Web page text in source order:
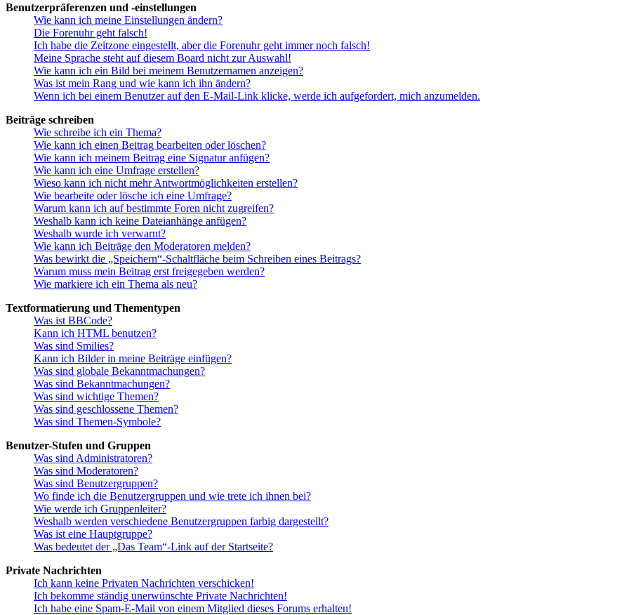
Benutzerpräferenzen und -einstellungen
Wie kann ich meine Einstellungen ändern?
Die Forenuhr geht falsch!
Ich habe die Zeitzone eingestellt, aber die Forenuhr geht immer noch falsch!
Meine Sprache steht auf diesem Board nicht zur Auswahl!
Wie kann ich ein Bild bei meinem Benutzernamen anzeigen?
Was ist mein Rang und wie kann ich ihn ändern?
Wenn ich bei einem Benutzer auf den E-Mail-Link klicke, werde ich aufgefordert, mich anzumelden.
Beiträge schreiben
Wie schreibe ich ein Thema?
Wie kann ich einen Beitrag bearbeiten oder löschen?
Wie kann ich meinem Beitrag eine Signatur anfügen?
Wie kann ich eine Umfrage erstellen?
Wieso kann ich nicht mehr Antwortmöglichkeiten erstellen?
Wie bearbeite oder lösche ich eine Umfrage?
Warum kann ich auf bestimmte Foren nicht zugreifen?
Weshalb kann ich keine Dateianhänge anfügen?
Weshalb wurde ich verwarnt?
Wie kann ich Beiträge den Moderatoren melden?
Was bewirkt die „Speichern“-Schaltfläche beim Schreiben eines Beitrags?
Warum muss mein Beitrag erst freigegeben werden?
Wie markiere ich ein Thema als neu?
Textformatierung und Thementypen
Was ist BBCode?
Kann ich HTML benutzen?
Was sind Smilies?
Kann ich Bilder in meine Beiträge einfügen?
Was sind globale Bekanntmachungen?
Was sind Bekanntmachungen?
Was sind wichtige Themen?
Was sind geschlossene Themen?
Was sind Themen-Symbole?
Benutzer-Stufen und Gruppen
Was sind Administratoren?
Was sind Moderatoren?
Was sind Benutzergruppen?
Wo finde ich die Benutzergruppen und wie trete ich ihnen bei?
Wie werde ich Gruppenleiter?
Weshalb werden verschiedene Benutzergruppen farbig dargestellt?
Was ist eine Hauptgruppe?
Was bedeutet der „Das Team“-Link auf der Startseite?
Private Nachrichten
Ich kann keine Privaten Nachrichten verschicken!
Ich bekomme ständig unerwünschte Private Nachrichten!
Ich habe eine Spam-E-Mail von einem Mitglied dieses Forums erhalten!